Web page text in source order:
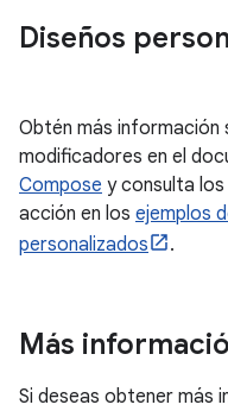
Diseños
Obtén más información
modificadores en el
Compose y consulta
acción en los ejemplos
personalizados
.
Más
Si deseas obtener más